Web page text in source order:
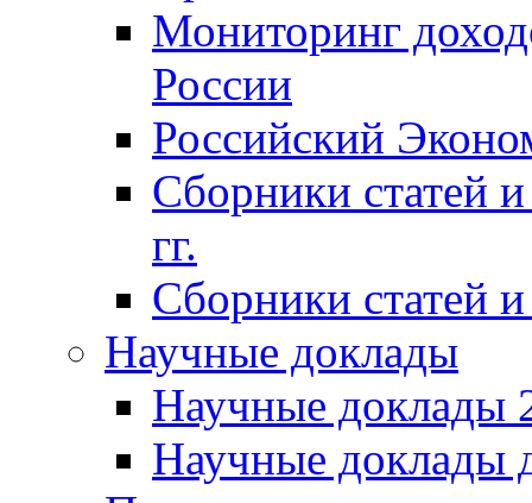
Мониторинг
России
Российский
Сборники статей
гг.
Сборники статей
Научные доклады
Научные доклады
Научные доклады